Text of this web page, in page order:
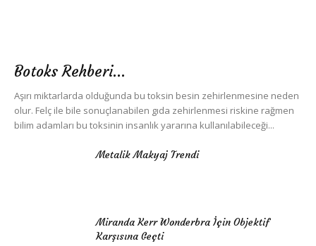
Botoks Rehberi…
Aşırı miktarlarda olduğunda bu toksin besin zehirlenmesine neden
olur. Felç ile bile sonuçlanabilen gıda zehirlenmesi riskine rağmen
bilim adamları bu toksinin insanlık yararına kullanılabileceği...
Metalik Makyaj Trendi
Miranda Kerr Wonderbra İçin Objektif
Karşısına Geçti